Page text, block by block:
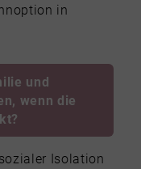
in
und
wenn die
Isolation